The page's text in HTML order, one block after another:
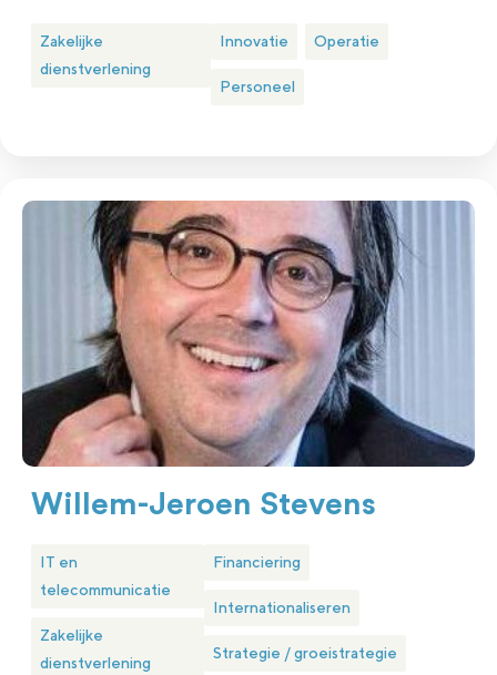
Zakelijke
dienstverlening
Innovatie Operatie
Personeel
Willem-Jeroen Stevens
IT en
telecommunicatie
Zakelijke
dienstverlening
Financiering
Internationaliseren
Strategie / groeistrategie